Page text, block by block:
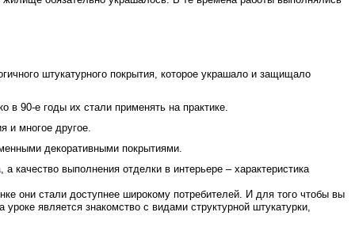
штукатурного покрытия, которое украшало и защищало
в 90-е годы их стали применять на практике.
и многое другое.
декоративными покрытиями.
, а качество выполнения отделки в интерьере – характеристика
они стали доступнее широкому потребителей. И для того чтобы вы
является знакомство с видами структурной штукатурки,